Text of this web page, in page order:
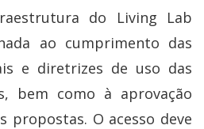
do Living Lab
ao cumprimento das
e diretrizes de uso das
bem como à aprovação
propostas. O acesso deve